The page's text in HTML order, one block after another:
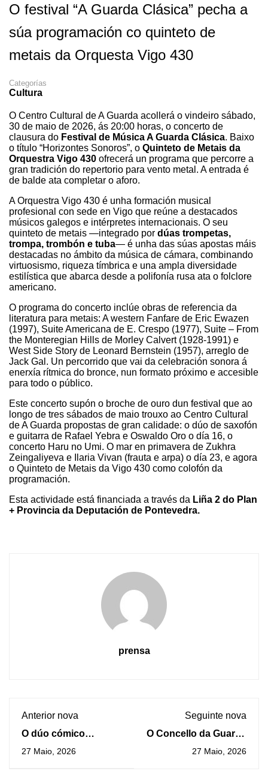
O festival “A Guarda Clásica” pecha a
súa programación co quinteto de
metais da Orquesta Vigo 430
Categorías
Cultura
O Centro Cultural de A Guarda acollerá o vindeiro sábado,
30 de maio de 2026, ás 20:00 horas, o concerto de
clausura do Festival de Música A Guarda Clásica. Baixo
o título “Horizontes Sonoros”, o Quinteto de Metais da
Orquestra Vigo 430 ofrecerá un programa que percorre a
gran tradición do repertorio para vento metal. A entrada é
de balde ata completar o aforo.
A Orquestra Vigo 430 é unha formación musical
profesional con sede en Vigo que reúne a destacados
músicos galegos e intérpretes internacionais. O seu
quinteto de metais —integrado por dúas trompetas,
trompa, trombón e tuba— é unha das súas apostas máis
destacadas no ámbito da música de cámara, combinando
virtuosismo, riqueza tímbrica e una ampla diversidade
estilística que abarca desde a polifonía rusa ata o folclore
americano.
O programa do concerto inclúe obras de referencia da
literatura para metais: A western Fanfare de Eric Ewazen
(1997), Suite Americana de E. Crespo (1977), Suite – From
the Monteregian Hills de Morley Calvert (1928-1991) e
West Side Story de Leonard Bernstein (1957), arreglo de
Jack Gal. Un percorrido que vai da celebración sonora á
enerxía rítmica do bronce, nun formato próximo e accesible
para todo o público.
Este concerto supón o broche de ouro dun festival que ao
longo de tres sábados de maio trouxo ao Centro Cultural
de A Guarda propostas de gran calidade: o dúo de saxofón
e guitarra de Rafael Yebra e Oswaldo Oro o día 16, o
concerto Haru no Umi. O mar en primavera de Zukhra
Zeingaliyeva e Ilaria Vivan (frauta e arpa) o día 23, e agora
o Quinteto de Metais da Vigo 430 como colofón da
programación.
Esta actividade está financiada a través da Liña 2 do Plan
+ Provincia da Deputación de Pontevedra.
prensa
Anterior nova
O dúo cómico
Mofa&Befa recuperan
27 Maio, 2026
Seguinte nova
O Concello da Guarda
recibirá mañá
27 Maio, 2026